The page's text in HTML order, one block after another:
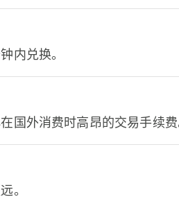
内兑换。
国外消费时高昂的交易手续费
。